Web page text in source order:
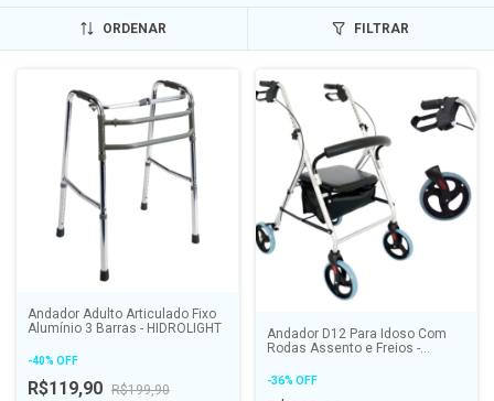
ORDENAR FILTRAR
Andador Adulto Articulado Fixo
Alumínio 3 Barras - HIDROLIGHT
-40% OFF
R$119,90 R$199,90
Andador D12 Para Idoso Com
Rodas Assento e Freios -
-36% OFF